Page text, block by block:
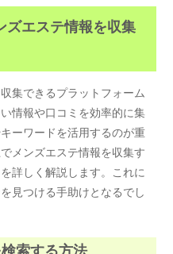
エステ情報を収集
集できるプラットフォーム
情報や口コミを効率的に集
ーワードを活用するのが重
メンズエステ情報を収集す
詳しく解説します。これに
見つける手助けとなるでし